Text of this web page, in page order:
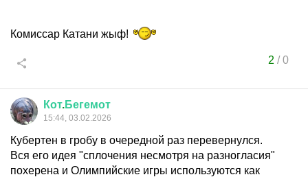
Комиссар Катани жыф!
2 /0
Кот.Бегемот
15:44, 03.02.2026
Кубертен в гробу в очередной раз перевернулся.
Вся его идея "сплочения несмотря на разногласия"
похерена и Олимпийские игры используются как